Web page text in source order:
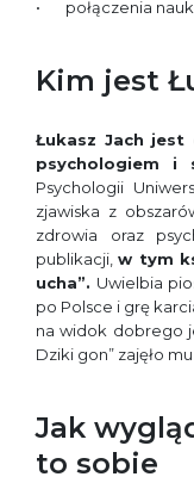
połączenia
Kim jest
Łukasz Jach jest
psychologiem i
Psychologii
zjawiska z
zdrowia oraz
publikacji,w tym
ucha”. Uwielbia
po Polsce i grę
na widok dobrego
Dziki gon” zajęło
Jak
to sobie